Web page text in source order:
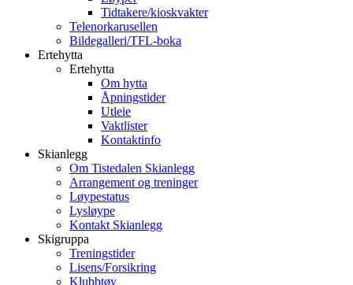
Tidtakere/kioskvakter
Telenorkarusellen
Bildegalleri/TFL-boka
Ertehytta
Ertehytta
Om hytta
Åpningstider
Utleie
Vaktlister
Kontaktinfo
Skianlegg
Om Tistedalen Skianlegg
Arrangement og treninger
Løypestatus
Lysløype
Kontakt Skianlegg
Skigruppa
Treningstider
Lisens/Forsikring
Klubbtøy